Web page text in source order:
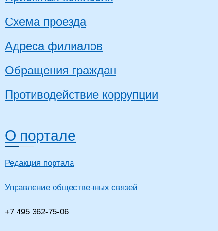
Схема проезда
Адреса филиалов
Обращения граждан
Противодействие коррупции
О портале
Редакция портала
Управление общественных связей
+7 495 362-75-06